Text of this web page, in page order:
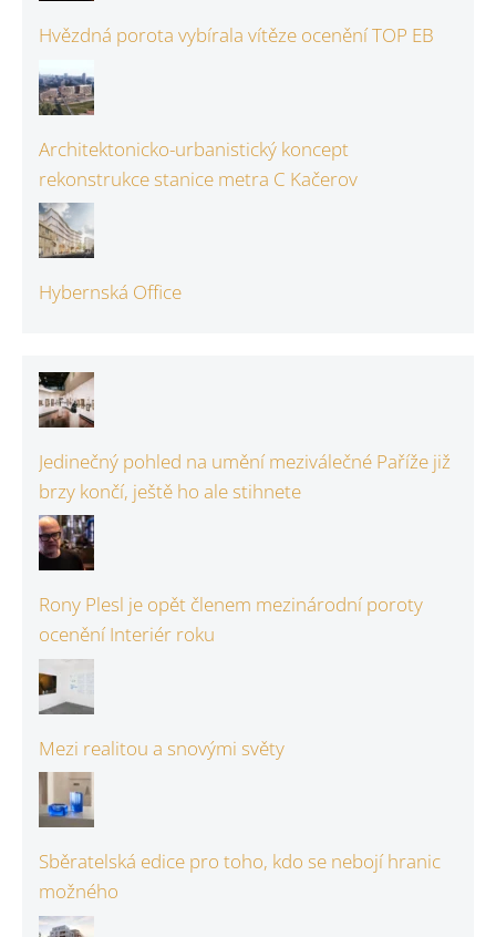
Hvězdná porota vybírala vítěze ocenění TOP EB
Architektonicko-urbanistický koncept
rekonstrukce stanice metra C Kačerov
Hybernská Office
Jedinečný pohled na umění meziválečné Paříže již
brzy končí, ještě ho ale stihnete
Rony Plesl je opět členem mezinárodní poroty
ocenění Interiér roku
Mezi realitou a snovými světy
Sběratelská edice pro toho, kdo se nebojí hranic
možného